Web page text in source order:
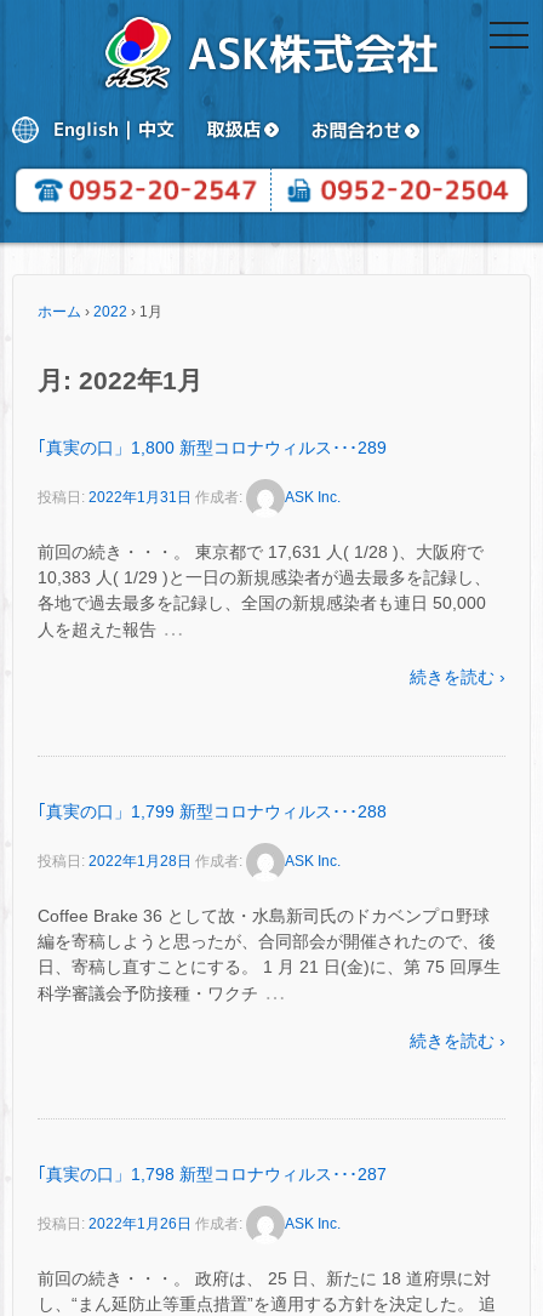
ホーム › 2022 › 1月
月: 2022年1月
｢真実の口」1,800 新型コロナウィルス･･･289
投稿日: 2022年1月31日 作成者: ASK Inc.
前回の続き・・・。 東京都で 17,631 人( 1/28 )、大阪府で
10,383 人( 1/29 )と一日の新規感染者が過去最多を記録し、
各地で過去最多を記録し、全国の新規感染者も連日 50,000
人を超えた報告 …
続きを読む ›
｢真実の口」1,799 新型コロナウィルス･･･288
投稿日: 2022年1月28日 作成者: ASK Inc.
Coffee Brake 36 として故・水島新司氏のドカベンプロ野球
編を寄稿しようと思ったが、合同部会が開催されたので、後
日、寄稿し直すことにする。 1 月 21 日(金)に、第 75 回厚生
科学審議会予防接種・ワクチ …
続きを読む ›
｢真実の口」1,798 新型コロナウィルス･･･287
投稿日: 2022年1月26日 作成者: ASK Inc.
前回の続き・・・。 政府は、 25 日、新たに 18 道府県に対
し、“まん延防止等重点措置”を適用する方針を決定した。 追